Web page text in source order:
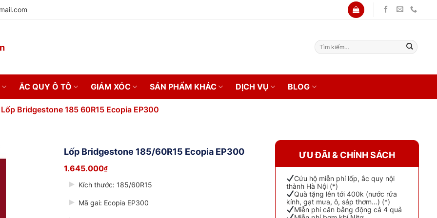
Tìm
kiếm:
ẮC QUY Ô TÔ GIẢM XÓC SẢN PHẨM KHÁC DỊCH VỤ BLOG
Bridgestone 185 60R15 Ecopia EP300
Lốp Bridgestone 185/60R15 Ecopia EP300
1.645.000₫
Kích thước: 185/60R15
Mã gai: Ecopia EP300
ƯU ĐÃI & CHÍNH SÁCH
Cứu hộ miễn phí lốp, ắc quy nội
thành Hà Nội (*)
Quà tặng lên tới 400k (nước rửa
kính, gạt mưa, ô, sáp thơm…) (*)
Miễn phí cân bằng động cả 4 quả